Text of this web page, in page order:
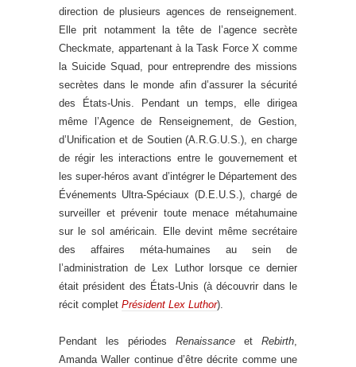
direction de plusieurs agences de renseignement.
Elle prit notamment la tête de l’agence secrète
Checkmate, appartenant à la Task Force X comme
la Suicide Squad, pour entreprendre des missions
secrètes dans le monde afin d’assurer la sécurité
des États-Unis. Pendant un temps, elle dirigea
même l’Agence de Renseignement, de Gestion,
d’Unification et de Soutien (A.R.G.U.S.), en charge
de régir les interactions entre le gouvernement et
les super-héros avant d’intégrer le Département des
Événements Ultra-Spéciaux (D.E.U.S.), chargé de
surveiller et prévenir toute menace métahumaine
sur le sol américain. Elle devint même secrétaire
des affaires méta-humaines au sein de
l’administration de Lex Luthor lorsque ce dernier
était président des États-Unis (à découvrir dans le
récit complet Président Lex Luthor).
Pendant les périodes Renaissance et Rebirth
Amanda Waller continue d’être décrite comme une